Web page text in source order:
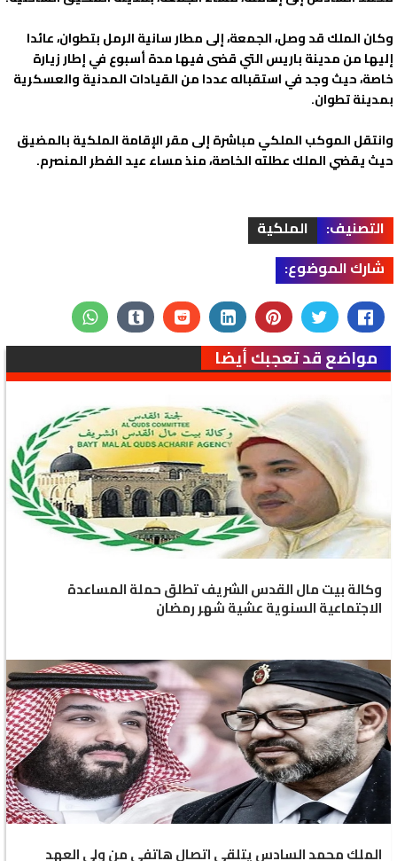
وكان الملك قد وصل، الجمعة، إلى مطار سانية الرمل بتطوان، عائدا
إليها من مدينة باريس التي قضى فيها مدة أسبوع في إطار زيارة
خاصة، حيث وجد في استقباله عددا من القيادات المدنية والعسكرية
بمدينة تطوان.
وانتقل الموكب الملكي مباشرة إلى مقر الإقامة الملكية بالمضيق
حيث يقضي الملك عطلته الخاصة، منذ مساء عيد الفطر المنصرم.
التصنيف:
الملكية
شارك الموضوع:
مواضع قد تعجبك أيضا
وكالة بيت مال القدس الشريف تطلق حملة المساعدة
الاجتماعية السنوية عشية شهر رمضان
الملك محمد السادس يتلقى اتصال هاتفي من ولي العهد